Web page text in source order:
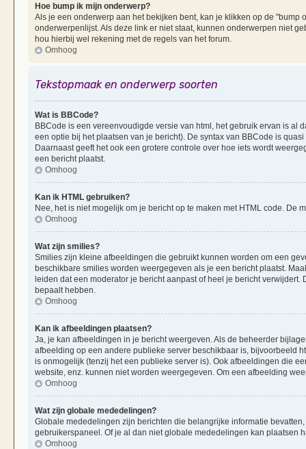
Hoe bump ik mijn onderwerp?
Als je een onderwerp aan het bekijken bent, kan je klikken op de
onderwerpenlijst. Als deze link er niet staat, kunnen onderwerpen niet
hou hierbij wel rekening met de regels van het forum.
Omhoog
Tekstopmaak en onderwerp soorten
Wat is BBCode?
BBCode is een vereenvoudigde versie van html, het gebruik ervan is al
een optie bij het plaatsen van je bericht). De syntax van BBCode is
Daarnaast geeft het ook een grotere controle over hoe iets wordt
een bericht plaatst.
Omhoog
Kan ik HTML gebruiken?
Nee, het is niet mogelijk om je bericht op te maken met HTML code.
Omhoog
Wat zijn smilies?
Smilies zijn kleine afbeeldingen die gebruikt kunnen worden om een
beschikbare smilies worden weergegeven als je een bericht plaatst.
leiden dat een moderator je bericht aanpast of heel je bericht
bepaalt hebben.
Omhoog
Kan ik afbeeldingen plaatsen?
Ja, je kan afbeeldingen in je bericht weergeven. Als de beheerder
afbeelding op een andere publieke server beschikbaar is, bijvoorbeeld
is onmogelijk (tenzij het een publieke server is). Ook afbeeldingen die
website, enz. kunnen niet worden weergegeven. Om een afbeelding
Omhoog
Wat zijn globale mededelingen?
Globale mededelingen zijn berichten die belangrijke informatie
gebruikerspaneel. Of je al dan niet globale mededelingen kan plaatsen
Omhoog